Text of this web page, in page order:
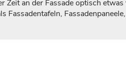
an der Fassade optisch